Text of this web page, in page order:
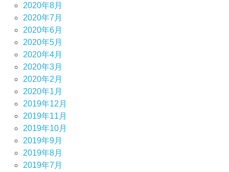
2020年8月
2020年7月
2020年6月
2020年5月
2020年4月
2020年3月
2020年2月
2020年1月
2019年12月
2019年11月
2019年10月
2019年9月
2019年8月
2019年7月